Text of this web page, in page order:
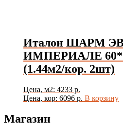
Италон ШАРМ
ИМПЕРИАЛЕ
(1.44м2/кор. 2шт)
Цена, м2: 4233 р.
Цена, кор: 6096 р. В корзину
Магазин